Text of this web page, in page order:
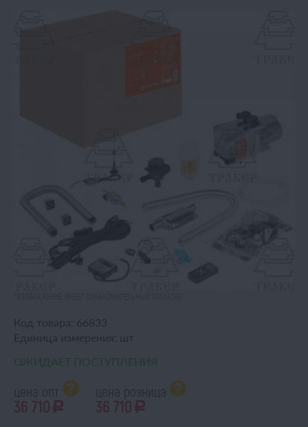
Код товара: 66833
Единица измерения:
шт
ОЖИДАЕТ ПОСТУПЛЕНИЯ
цена опт
36 710 a
цена розница
36 710 a